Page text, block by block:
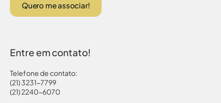
Quero me associar!
Entre em contato!
Telefone de contato:
(21) 3231-7799
(21) 2240-6070